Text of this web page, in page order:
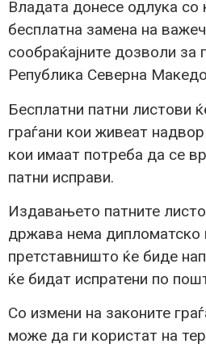
Владата донесе одлука со
бесплатна замена на
сообраќајните дозволи за
Република Северна
Бесплатни патни листови
граѓани кои живеат
кои имаат потреба да се
патни исправи.
Издавањето патните
држава нема дипломатско
претставништо ќе биде
ќе бидат испратени по
Со измени на законите
може да ги користат на